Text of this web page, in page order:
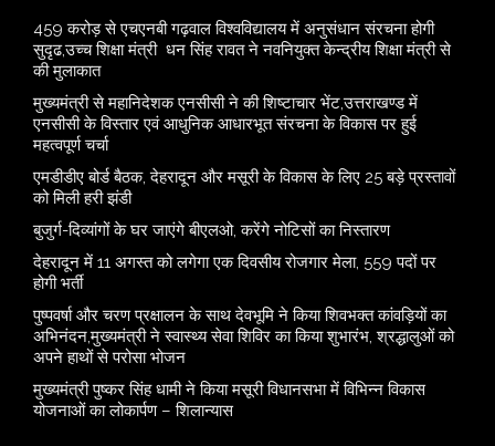
459 करोड़ से एचएनबी गढ़वाल विश्वविद्यालय में अनुसंधान संरचना होगी
सुदृढ,उच्च शिक्षा मंत्री धन सिंह रावत ने नवनियुक्त केन्द्रीय शिक्षा मंत्री से
की मुलाकात
मुख्यमंत्री से महानिदेशक एनसीसी ने की शिष्टाचार भेंट,उत्तराखण्ड में
एनसीसी के विस्तार एवं आधुनिक आधारभूत संरचना के विकास पर हुई
महत्वपूर्ण चर्चा
एमडीडीए बोर्ड बैठक, देहरादून और मसूरी के विकास के लिए 25 बड़े प्रस्तावों
को मिली हरी झंडी
बुजुर्ग-दिव्यांगों के घर जाएंगे बीएलओ, करेंगे नोटिसों का निस्तारण
​देहरादून में 11 अगस्त को लगेगा एक दिवसीय रोजगार मेला, 559 पदों पर
होगी भर्ती
पुष्पवर्षा और चरण प्रक्षालन के साथ देवभूमि ने किया शिवभक्त कांवड़ियों का
अभिनंदन,मुख्यमंत्री ने स्वास्थ्य सेवा शिविर का किया शुभारंभ, श्रद्धालुओं को
अपने हाथों से परोसा भोजन
मुख्यमंत्री पुष्कर सिंह धामी ने किया मसूरी विधानसभा में विभिन्न विकास
योजनाओं का लोकार्पण – शिलान्यास